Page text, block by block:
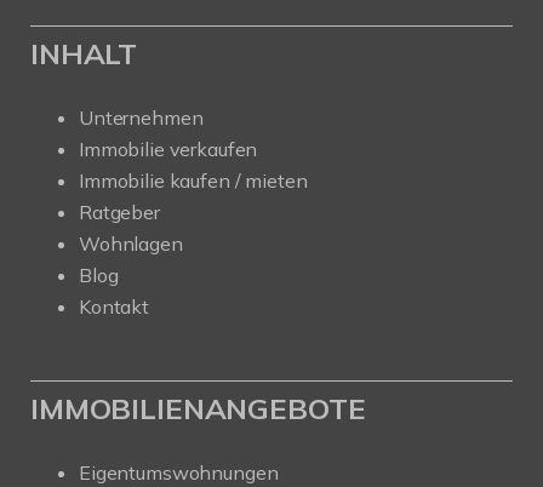
INHALT
Unternehmen
Immobilie verkaufen
Immobilie kaufen / mieten
Ratgeber
Wohnlagen
Blog
Kontakt
IMMOBILIENANGEBOTE
Eigentumswohnungen